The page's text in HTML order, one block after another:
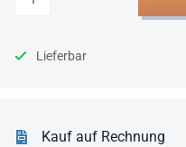
Lieferbar
Kauf auf Rechnung